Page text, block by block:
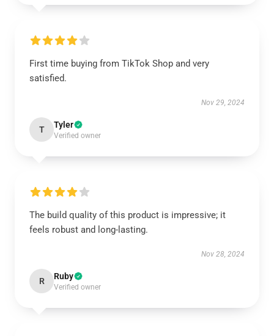
First time buying from TikTok Shop and very
satisfied.
Nov 29, 2024
T Tyler
Verified owner
The build quality of this product is impressive; it
feels robust and long-lasting.
Nov 28, 2024
R Ruby
Verified owner